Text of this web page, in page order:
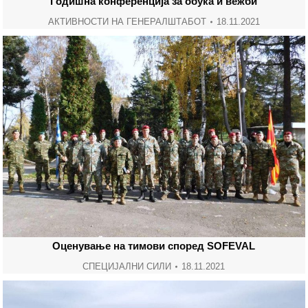
АКТИВНОСТИ НА ГЕНЕРАЛШТАБОТ 18.11.2021
Оценување на тимови според SOFEVAL
СПЕЦИЈАЛНИ СИЛИ 18.11.2021